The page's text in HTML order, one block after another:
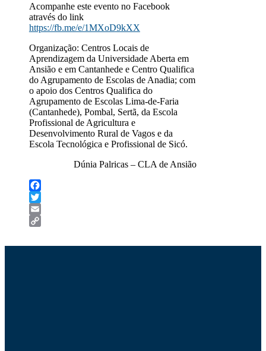
Acompanhe este evento no Facebook
através do link
https://fb.me/e/1MXoD9kXX
Organização: Centros Locais de
Aprendizagem da Universidade Aberta em
Ansião e em Cantanhede e Centro Qualifica
do Agrupamento de Escolas de Anadia; com
o apoio dos Centros Qualifica do
Agrupamento de Escolas Lima-de-Faria
(Cantanhede), Pombal, Sertã, da Escola
Profissional de Agricultura e
Desenvolvimento Rural de Vagos e da
Escola Tecnológica e Profissional de Sicó.
Dúnia Palricas – CLA de Ansião
Facebook
Twitter
Email
Link